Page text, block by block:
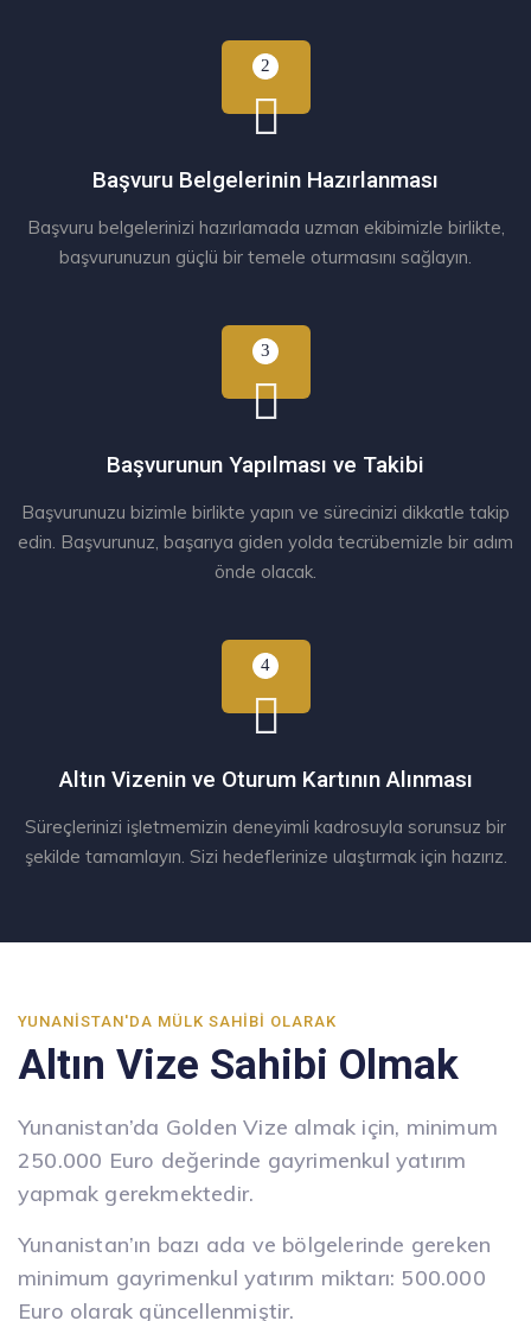
Başvuru Belgelerinin Hazırlanması
Başvuru belgelerinizi hazırlamada uzman ekibimizle birlikte,
başvurunuzun güçlü bir temele oturmasını sağlayın.
Başvurunun Yapılması ve Takibi
Başvurunuzu bizimle birlikte yapın ve sürecinizi dikkatle takip
edin. Başvurunuz, başarıya giden yolda tecrübemizle bir adım
önde olacak.
Altın Vizenin ve Oturum Kartının Alınması
Süreçlerinizi işletmemizin deneyimli kadrosuyla sorunsuz bir
şekilde tamamlayın. Sizi hedeflerinize ulaştırmak için hazırız.
YUNANISTAN'DA MÜLK SAHIBI OLARAK
Altın Vize Sahibi Olmak
Yunanistan’da Golden Vize almak için, minimum
250.000 Euro değerinde gayrimenkul yatırım
yapmak gerekmektedir.
Yunanistan’ın bazı ada ve bölgelerinde gereken
minimum gayrimenkul yatırım miktarı: 500.000
Euro olarak güncellenmiştir.